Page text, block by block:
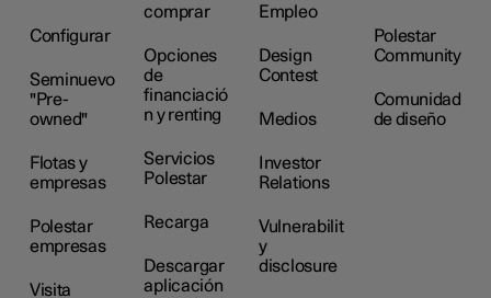
Configurar
Seminuevo
"Pre-
owned"
Flotas y
empresas
Polestar
empresas
Visita
comprar
Opciones
de
financiació
n y renting
Servicios
Polestar
Recarga
Descargar
aplicación
Empleo
Design
Contest
Medios
Investor
Relations
Vulnerabilit
y
disclosure
Polestar
Community
Comunidad
de diseño